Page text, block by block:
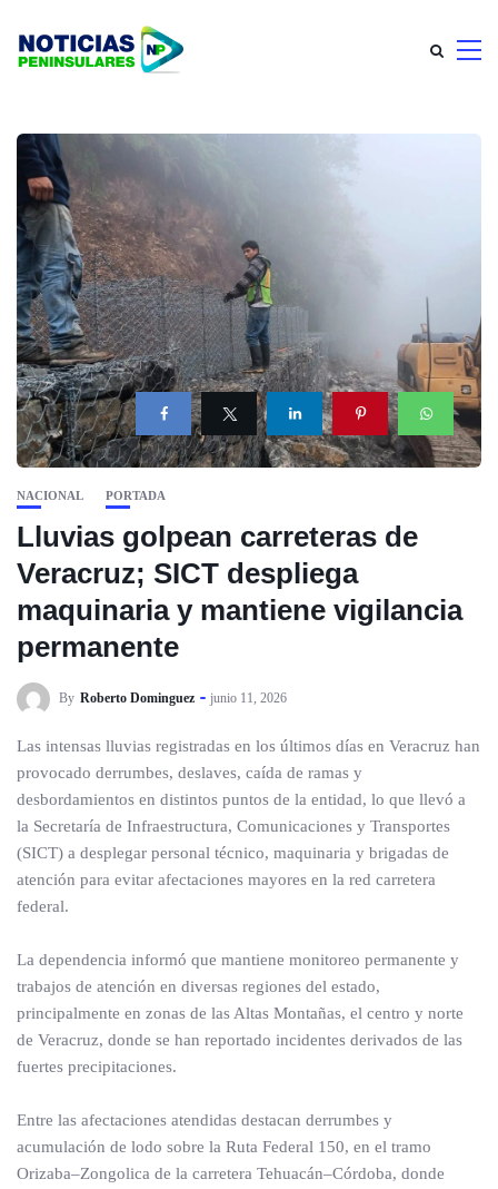
NACIONAL PORTADA
Lluvias golpean carreteras de
Veracruz; SICT despliega
maquinaria y mantiene vigilancia
permanente
By Roberto Dominguez junio 11, 2026
Las intensas lluvias registradas en los últimos días en Veracruz han
provocado derrumbes, deslaves, caída de ramas y
desbordamientos en distintos puntos de la entidad, lo que llevó a
la Secretaría de Infraestructura, Comunicaciones y Transportes
(SICT) a desplegar personal técnico, maquinaria y brigadas de
atención para evitar afectaciones mayores en la red carretera
federal.
La dependencia informó que mantiene monitoreo permanente y
trabajos de atención en diversas regiones del estado,
principalmente en zonas de las Altas Montañas, el centro y norte
de Veracruz, donde se han reportado incidentes derivados de las
fuertes precipitaciones.
Entre las afectaciones atendidas destacan derrumbes y
acumulación de lodo sobre la Ruta Federal 150, en el tramo
Orizaba–Zongolica de la carretera Tehuacán–Córdoba, donde